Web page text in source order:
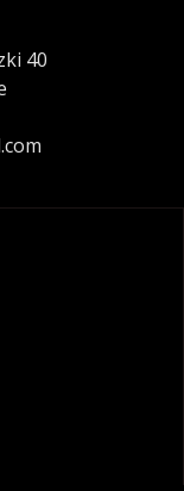
40